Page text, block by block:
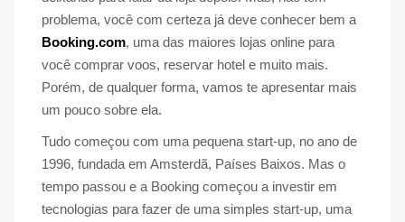
problema, você com certeza já deve conhecer bem a
Booking.com, uma das maiores lojas online para
você comprar voos, reservar hotel e muito mais.
Porém, de qualquer forma, vamos te apresentar mais
um pouco sobre ela.
Tudo começou com uma pequena start-up, no ano de
1996, fundada em Amsterdã, Países Baixos. Mas o
tempo passou e a Booking começou a investir em
tecnologias para fazer de uma simples start-up, uma